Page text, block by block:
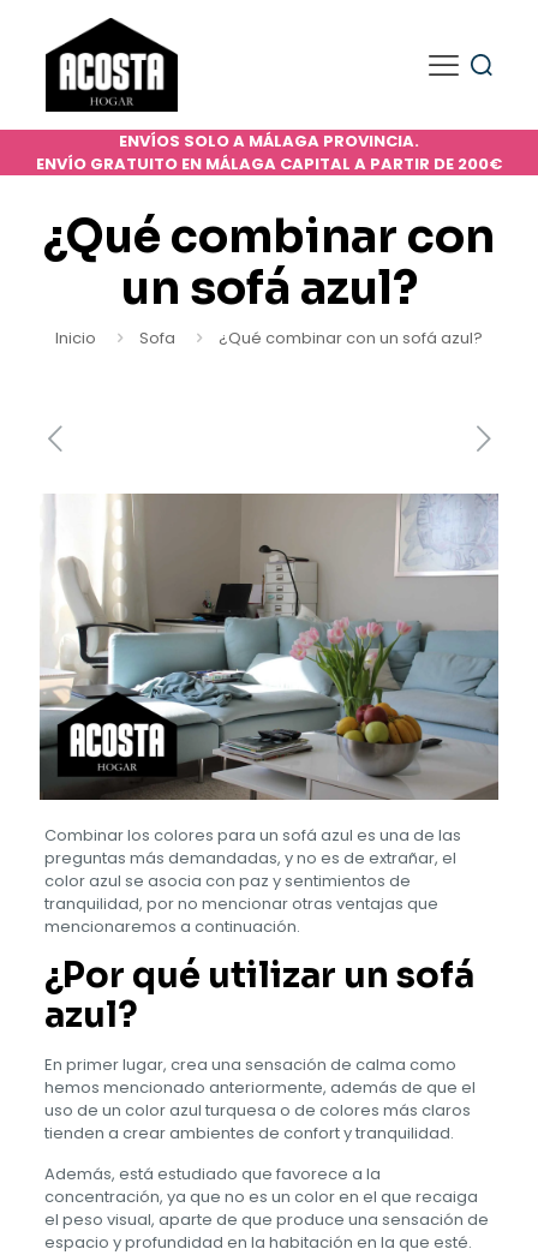
ENVÍOS SOLO A MÁLAGA PROVINCIA.
ENVÍO GRATUITO EN MÁLAGA CAPITAL A PARTIR DE 200€
¿Qué combinar con
un sofá azul?
Inicio Sofa ¿Qué combinar con un sofá azul?
Combinar los colores para un sofá azul es una de las
preguntas más demandadas, y no es de extrañar, el
color azul se asocia con paz y sentimientos de
tranquilidad, por no mencionar otras ventajas que
mencionaremos a continuación.
¿Por qué utilizar un sofá
azul?
En primer lugar, crea una sensación de calma como
hemos mencionado anteriormente, además de que el
uso de un color azul turquesa o de colores más claros
tienden a crear ambientes de confort y tranquilidad.
Además, está estudiado que favorece a la
concentración, ya que no es un color en el que recaiga
el peso visual, aparte de que produce una sensación de
espacio y profundidad en la habitación en la que esté.